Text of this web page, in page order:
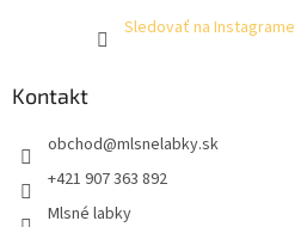
Sledovať na Instagrame
Kontakt
obchod@mlsnelabky.sk
+421 907 363 892
Mlsné labky